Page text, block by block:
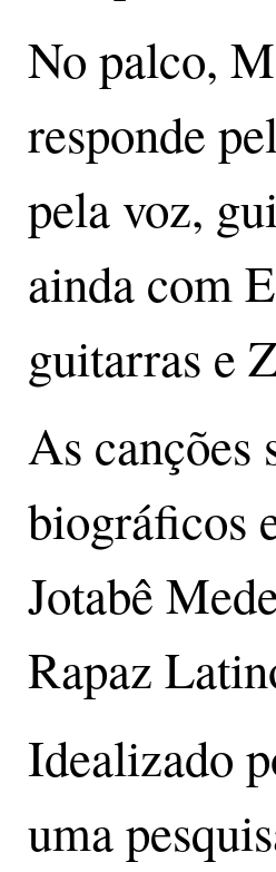
No palco,
responde
pela voz,
ainda com
guitarras e
As canções
biográficos
Jotabê
Rapaz
Idealizado
uma